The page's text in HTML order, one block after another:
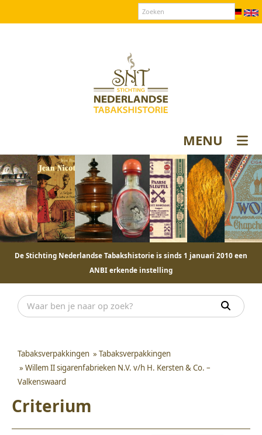
MENU
De Stichting Nederlandse Tabakshistorie is sinds 1 januari 2010 een
ANBI erkende instelling
Tabaksverpakkingen » Tabaksverpakkingen
» Willem II sigarenfabrieken N.V. v/h H. Kersten & Co. –
Valkenswaard
Criterium